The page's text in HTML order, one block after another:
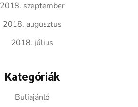
2018. szeptember
2018. augusztus
2018. július
Kategóriák
Buliajánló